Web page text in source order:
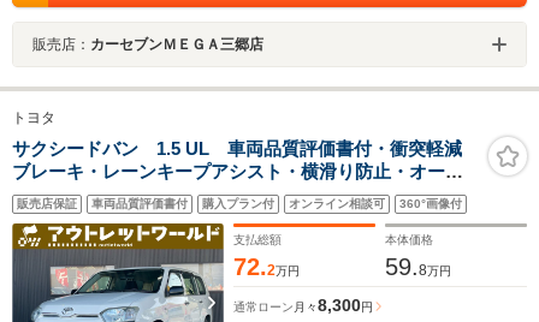
販売店： カーセブンＭＥＧＡ三郷店
トヨタ
サクシードバン 1.5 UL 車両品質評価書付・衝突軽減
ブレーキ・レーンキープアシスト・横滑り防止・オート
ライト・オートハイビーム・ETC・キー・運転席パワー
ウィンドウ・シガーソケット・
販売店保証 車両品質評価書付 購入プラン付 オンライン相談可 360°画像付
支払総額
72.2万円
本体価格
59.8万円
通常ローン 月々8,300円